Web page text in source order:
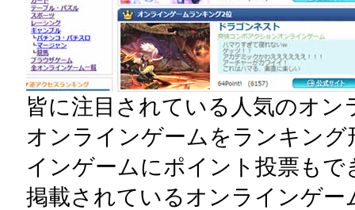
皆に注目されている人気のオ
オンラインゲームをランキン
インゲームにポイント投票もで
掲載されているオンラインゲー